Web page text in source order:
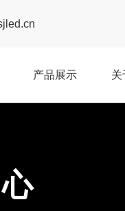
产品展示 关